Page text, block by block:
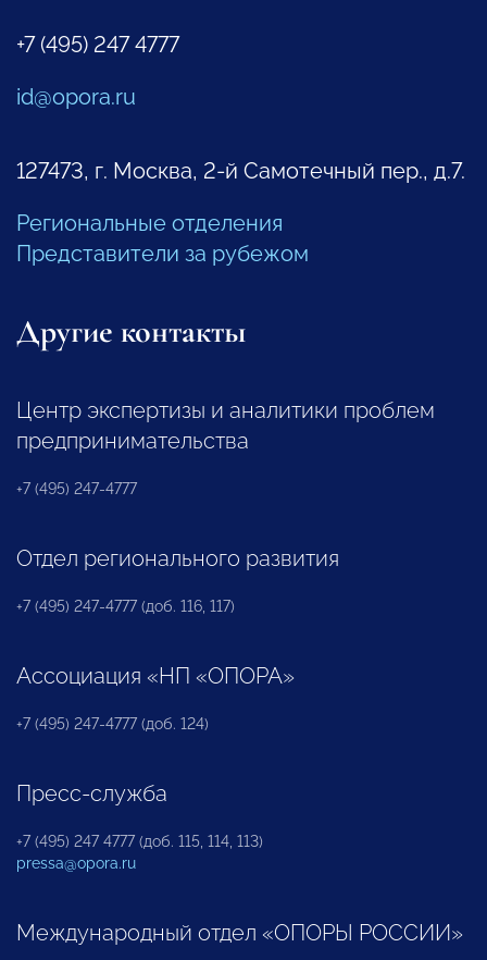
+7 (495) 247 4777
id@opora.ru
127473, г. Москва, 2-й Самотечный пер., д.7.
Региональные отделения
Представители за рубежом
Другие контакты
Центр экспертизы и аналитики проблем
предпринимательства
+7 (495) 247-4777
Отдел регионального развития
+7 (495) 247-4777 (доб. 116, 117)
Ассоциация «НП «ОПОРА»
+7 (495) 247-4777 (доб. 124)
Пресс-служба
+7 (495) 247 4777 (доб. 115, 114, 113)
pressa@opora.ru
Международный отдел «ОПОРЫ РОССИИ»